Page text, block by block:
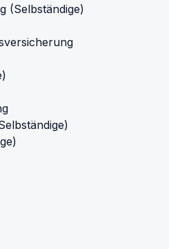
(Selbständige)